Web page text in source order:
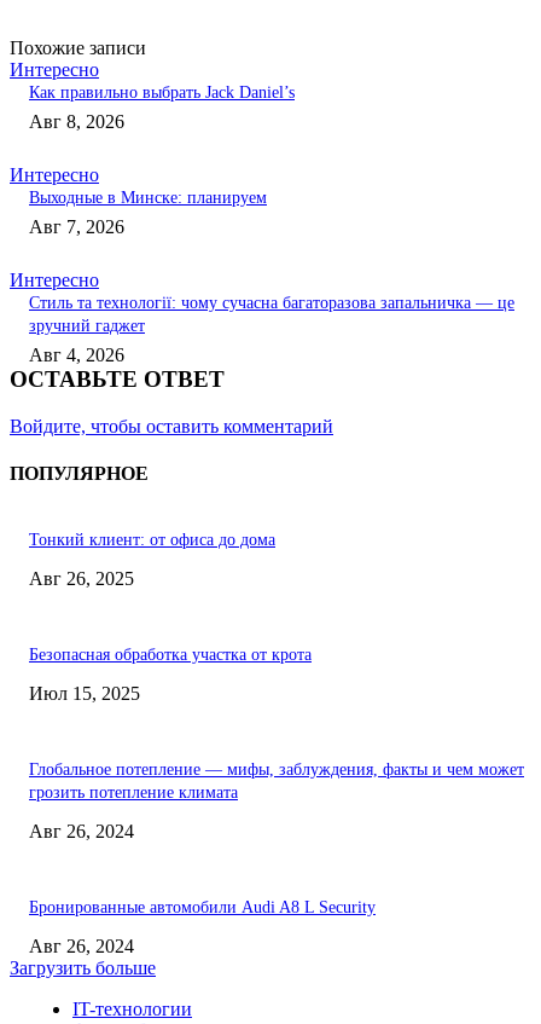
Похожие записи
Интересно
Как правильно выбрать Jack Daniel’s
Авг 8, 2026
Интересно
Выходные в Минске: планируем
Авг 7, 2026
Интересно
Стиль та технології: чому сучасна багаторазова запальничка — це
зручний гаджет
Авг 4, 2026
ОСТАВЬТЕ ОТВЕТ
Войдите, чтобы оставить комментарий
ПОПУЛЯРНОЕ
Тонкий клиент: от офиса до дома
Авг 26, 2025
Безопасная обработка участка от крота
Июл 15, 2025
Глобальное потепление — мифы, заблуждения, факты и чем может
грозить потепление климата
Авг 26, 2024
Бронированные автомобили Audi A8 L Security
Авг 26, 2024
Загрузить больше
IT-технологии